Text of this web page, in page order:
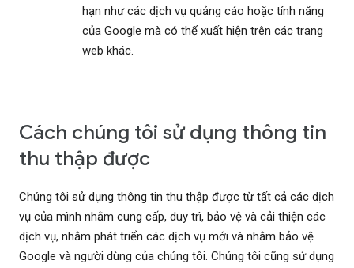
hạn như các dịch vụ quảng cáo hoặc tính năng
của Google mà có thể xuất hiện trên các trang
web khác.
Cách chúng tôi sử dụng thông tin
thu thập được
Chúng tôi sử dụng thông tin thu thập được từ tất cả các dịch
vụ của mình nhằm cung cấp, duy trì, bảo vệ và cải thiện các
dịch vụ, nhằm phát triển các dịch vụ mới và nhằm bảo vệ
Google và người dùng của chúng tôi. Chúng tôi cũng sử dụng